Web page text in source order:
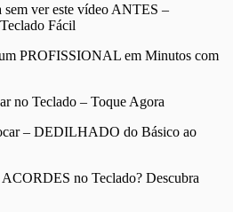
ver este vídeo ANTES –
Fácil
PROFISSIONAL em Minutos com
no Teclado – Toque Agora
– DEDILHADO do Básico ao
no Teclado? Descubra